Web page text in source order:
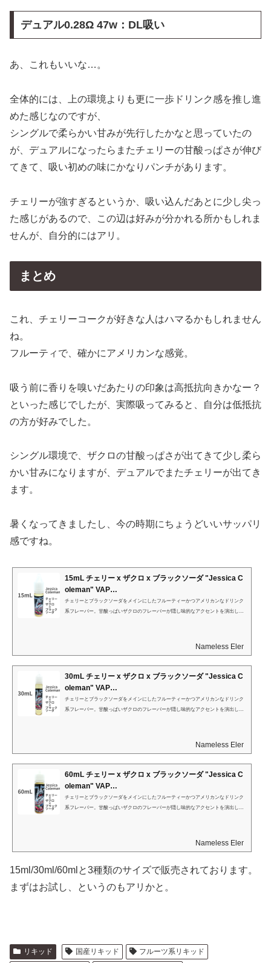
デュアル0.28Ω 47w：DL吸い
あ、これもいいな…。
全体的には、上の環境よりも更に一歩ドリンク感を推し進
めた感じなのですが、
シングルで柔らかい甘みが先行したかなと思っていたの
が、デュアルになったらまたチェリーの甘酸っぱさが伸び
てきて、吸い初めの味にかなりパンチがあります。
チェリーが強すぎるというか、吸い込んだあとに少し尖っ
た感じがあるので、この辺は好みが分かれる所かもしれま
せんが、自分的にはアリ。
まとめ
これ、チェリーコークが好きな人はハマるかもしれません
ね。
フルーティで、確かにアメリカンな感覚。
吸う前に香りを嗅いだあたりの印象は高抵抗向きかなー？
といった感じでしたが、実際吸ってみると、自分は低抵抗
の方が好みでした。
シングル環境で、ザクロの甘酸っぱさが出てきて少し柔ら
かい甘みになりますが、デュアルでまたチェリーが出てき
ます。
暑くなってきましたし、今の時期にちょうどいいサッパリ
感ですね。
15mL チェリー x ザクロ x ブラックソーダ "Jessica C
oleman" VAP…
チェリーとブラックソーダをメインにしたフルーティーかつアメリカンなドリンク
系フレーバー。甘酸っぱいザクロのフレーバーが隠し味的なアクセントを演出しま
Nameless Element
30mL チェリー x ザクロ x ブラックソーダ "Jessica C
oleman" VAP…
チェリーとブラックソーダをメインにしたフルーティーかつアメリカンなドリンク
系フレーバー。甘酸っぱいザクロのフレーバーが隠し味的なアクセントを演出しま
Nameless Element
60mL チェリー x ザクロ x ブラックソーダ "Jessica C
oleman" VAP…
チェリーとブラックソーダをメインにしたフルーティーかつアメリカンなドリンク
系フレーバー。甘酸っぱいザクロのフレーバーが隠し味的なアクセントを演出しま
Nameless Element
15ml/30ml/60mlと3種類のサイズで販売されております。
まずはお試し、というのもアリかと。
リキッド 国産リキッド
フルーツ系リキッド